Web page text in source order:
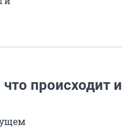
происходит и